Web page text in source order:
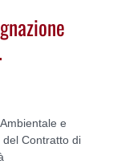
e
del Contratto di